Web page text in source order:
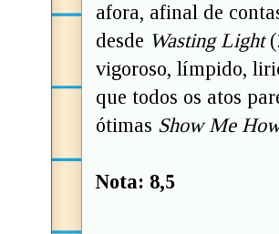
afora, afinal de
desde Wasting Light
vigoroso, límpido,
que todos os atos
ótimas Show Me
Nota: 8,5